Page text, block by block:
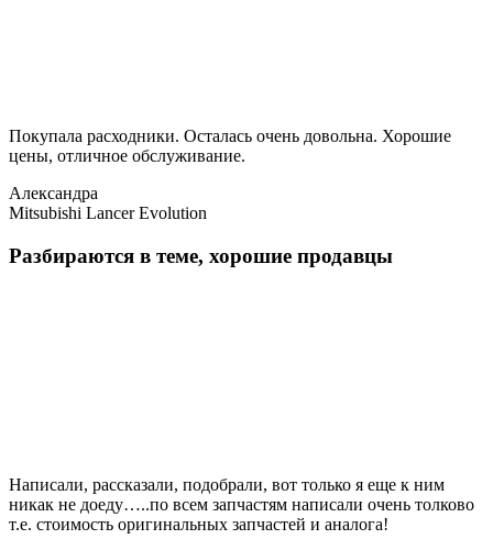
Покупала расходники. Осталась очень довольна. Хорошие
цены, отличное обслуживание.
Александра
Mitsubishi Lancer Evolution
Разбираются в теме, хорошие продавцы
Написали, рассказали, подобрали, вот только я еще к ним
никак не доеду…..по всем запчастям написали очень толково
т.е. стоимость оригинальных запчастей и аналога!